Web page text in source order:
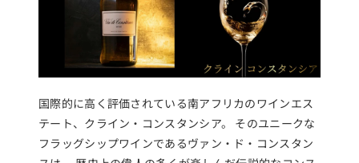
国際的に高く評価されている南アフリカのワインエス
テート、クライン・コンスタンシア。 そのユニークな
フラッグシップワインであるヴァン・ド・コンスタン